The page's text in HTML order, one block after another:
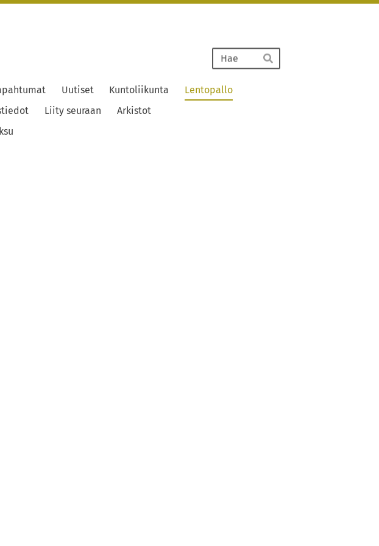
Hae
Uutiset Kuntoliikunta
Lentopallo
Liity seuraan
Arkistot